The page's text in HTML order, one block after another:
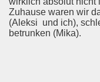
Zuhause waren wir
(Aleksi und ich),
betrunken (Mika).